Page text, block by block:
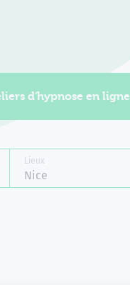
d'hypnose en ligne
Lieux
Nice